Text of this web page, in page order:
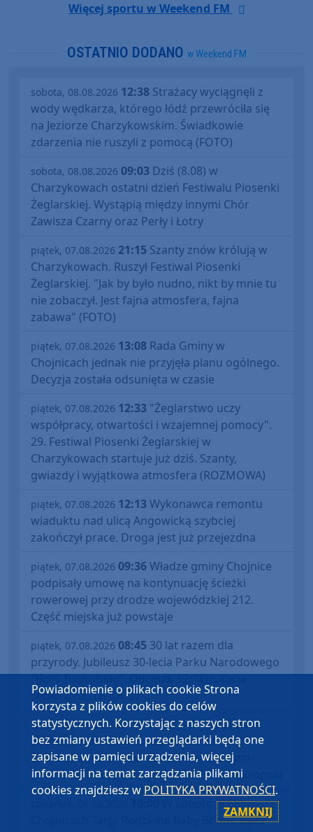
Więcej sportu w Weekend FM
OSTATNIO DODANO w Weekend FM
sobota, 08.08.2026 12:38 Strażacy wyciągnęli z
wody wędkarza, którego łódź przewróciła się
na Jeziorze Charzykowskim. Świadkowie
zdarzenia nie ruszyli z pomocą (FOTO)
sobota, 08.08.2026 09:03 Dziś (8.08) w
Charzykowach ostatni dzień Festiwalu Piosenki
Żeglarskiej. Wystąpią między innymi Chór
Zawisza Czarny oraz Perły i Łotry
piątek, 07.08.2026 21:15 Szanty znów królują w
Charzykowach. Ruszył Festiwal Piosenki
Żeglarskiej. "Jak by było nudno, nikt by mnie tu
nie zobaczył. Jest fajna atmosfera, fajna
zabawa" (FOTO)
piątek, 07.08.2026 13:08 Rada Gminy w
Chojnicach jednak nie przyjęła planu ogólnego.
Decyzja została odsunięta w czasie
piątek, 07.08.2026 12:33 "Żeglarstwo uczy
współpracy, otwartości i wzajemnej pomocy".
29. Festiwal Piosenki Żeglarskiej w
Charzykowach startuje już dziś. Szanty,
gwiazdy i wyjątkowa atmosfera (ROZMOWA)
piątek, 07.08.2026 12:13Wykonawca remontu
wiaduktu nad ulicą Angowicką szybciej
zakończył prace. Droga jest już przejezdna
piątek, 07.08.2026 09:36Władze gminy Chojnice
podpisały umowę na kontynuację ścieżki
rowerowej przy drodze wojewódzkiej 212.
Część miejska już powstaje
piątek, 07.08.2026 08:45 30 lat razem dla
przyrody. Jubileusz 30-lecia Parku Narodowego
"Bory Tucholskie". Odcinek 12: "Edukacja
senioralna" (WIDEO)
czwartek, 06.08.2026 14:17Co dalej z opłatami
pobranymi na cmentarzu komunalnym?
Zdaniem burmistrza zainteresowani sami
muszą się zwrócić do administratora nekropolii
W sobotę (8.08) w
Chojnicach Targi Rodzinne Baby Boom. Będą
Powiadomienie o plikach cookie Strona
korzysta z plików cookies do celów
statystycznych. Korzystając z naszych stron
bez zmiany ustawień przeglądarki będą one
zapisane w pamięci urządzenia, więcej
informacji na temat zarządzania plikami
cookies znajdziesz w POLITYKA PRYWATNOŚCI.
ZAMKNIJ